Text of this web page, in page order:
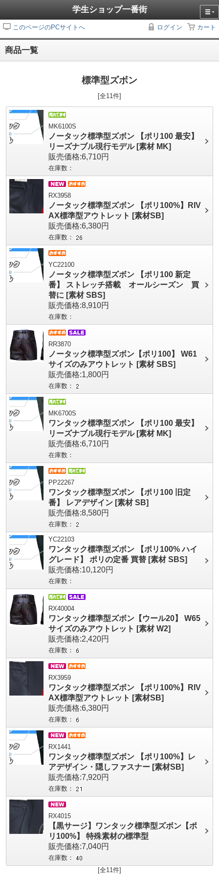
学生ショップ一番街
このページのPCサイトへ ログイン カート
商品一覧
標準型ズボン
[全11件]
MK6100S
ノータック標準型ズボン 【ポリ100 最安】
リーズナブル現行モデル [素材 MK]
販売価格:6,710円
在庫数：
RX3958
ノータック標準型ズボン 【ポリ100%】RIV
AX標準型アウトレット [素材SB]
販売価格:6,380円
在庫数：
YC22100
ノータック標準型ズボン 【ポリ100 新定
番】 ストレッチ搭載 オールシーズン 買
替に [素材 SBS]
販売価格:8,910円
在庫数：
RR3870
ノータック標準型ズボン【ポリ100】 W61
サイズのみアウトレット [素材 SBS]
販売価格:1,800円
在庫数：
MK6700S
ワンタック標準型ズボン 【ポリ100 最安】
リーズナブル現行モデル [素材 MK]
販売価格:6,710円
在庫数：
PP22267
ワンタック標準型ズボン 【ポリ100 旧定
番】 レアデザイン [素材 SB]
販売価格:8,580円
在庫数：
YC22103
ワンタック標準型ズボン 【ポリ100% ハイ
グレード】 ポリの定番 買替 [素材 SBS]
販売価格:10,120円
在庫数：
RX40004
ワンタック標準型ズボン【ウール20】 W65
サイズのみアウトレット [素材 W2]
販売価格:2,420円
在庫数：
RX3959
ワンタック標準型ズボン 【ポリ100%】RIV
AX標準型アウトレット [素材SB]
販売価格:6,380円
在庫数：
RX1441
ワンタック標準型ズボン 【ポリ100%】レ
アデザイン・隠しファスナー [素材SB]
販売価格:7,920円
在庫数：
RX4015
【黒サージ】ワンタック標準型ズボン【ポ
リ100%】 特殊素材の標準型
販売価格:7,040円
在庫数：
[全11件]